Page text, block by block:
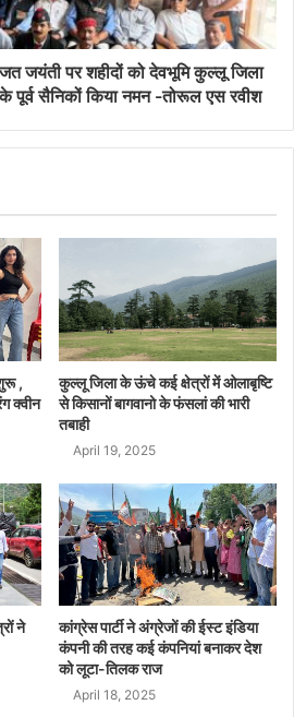
जयंती पर शहीदों को देवभूमि कुल्लू जिला
पूर्व सैनिकों किया नमन -तोरूल एस रवीश
,
क्वीन
कुल्लू जिला के ऊंचे कई क्षेत्रों में ओलाबृष्टि
से किसानों बागवानो के फंसलां की भारी
तबाही
April 19, 2025
ने
कांग्रेस पार्टी ने अंग्रेजों की ईस्ट इंडिया
कंपनी की तरह कई कंपनियां बनाकर देश
को लूटा-तिलक राज
April 18, 2025